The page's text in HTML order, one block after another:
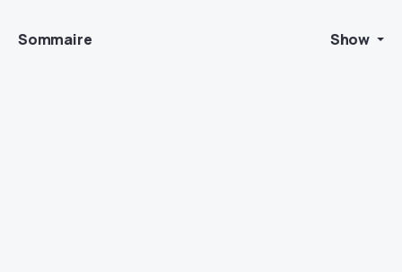
Sommaire Show